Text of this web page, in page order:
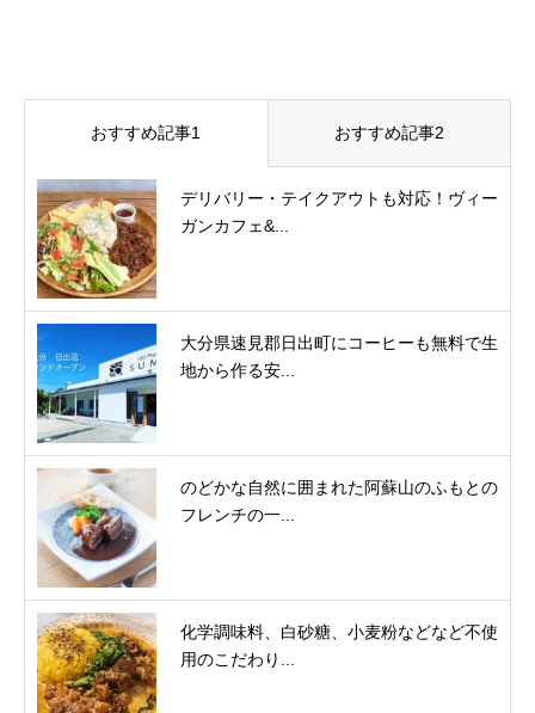
おすすめ記事1 おすすめ記事2
デリバリー・テイクアウトも対応！ヴィー
ガンカフェ&...
大分県速見郡日出町にコーヒーも無料で生
地から作る安...
のどかな自然に囲まれた阿蘇山のふもとの
フレンチの一...
化学調味料、白砂糖、小麦粉などなど不使
用のこだわり...